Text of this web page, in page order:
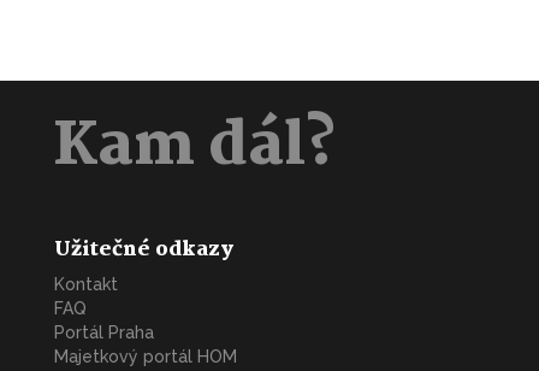
Kam dál?
Užitečné odkazy
Kontakt
FAQ
Portál Praha
Majetkový portál HOM